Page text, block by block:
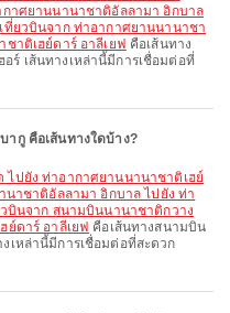
กาศยานนานาชาติอัลลามา อิกบาล
เที่ยวบินจาก ท่าอากาศยานนานาชา
าติเฮย์ดาร์ อาลีเยฟ คือเส้นทาง
เส้นทางเหล่านี้มีการเชื่อมต่อที่
ากู คือเส้นทางใดบ้าง?
นาชาติอัลลามา อิกบาล ไปยัง ท่า
วบินจาก สนามบินนานาชาติกวาง
ย์ดาร์ อาลีเยฟ คือเส้นทางสนามบิน
เหล่านี้มีการเชื่อมต่อที่สะดวก